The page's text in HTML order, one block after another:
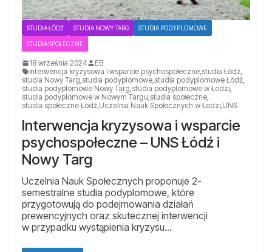
STUDIA ŁÓDŹ STUDIA NOWY TARG STUDIA PODYPLOMOWE
STUDIA SPOŁECZNE
18 września 2024
EB
interwencja kryzysowa i wsparcie psychospołeczne,studia Łódź,
studia Nowy Targ,studia podyplomowe,studia podyplomowe Łódź,
studia podyplomowe Nowy Targ,studia podyplomowe w Łodzi,
studia podyplomowe w Nowym Targu,studia społeczne,
studia społeczne Łódź,Uczelnia Nauk Społecznych w Łodzi,UNS
Interwencja kryzysowa i wsparcie
psychospołeczne – UNS Łódź i
Nowy Targ
Uczelnia Nauk Społecznych proponuje 2-
semestralne studia podyplomowe, które
przygotowują do podejmowania działań
prewencyjnych oraz skutecznej interwencji
w przypadku wystąpienia kryzysu…